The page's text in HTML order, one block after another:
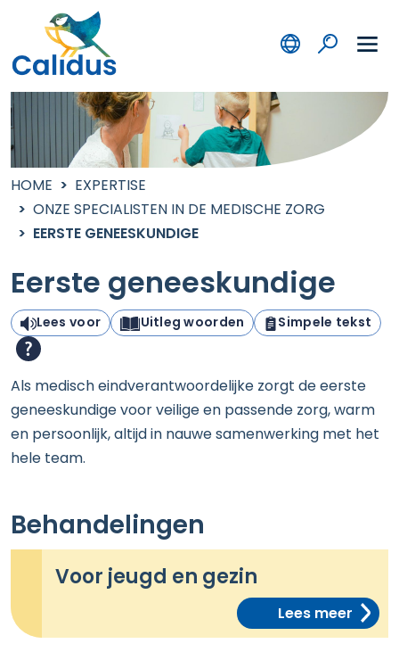
HOME
EXPERTISE
ONZE SPECIALISTEN IN DE MEDISCHE ZORG
EERSTE GENEESKUNDIGE
Eerste geneeskundige
Lees voor Uitleg woorden Simpele tekst
Als medisch eindverantwoordelijke zorgt de eerste
geneeskundige voor veilige en passende zorg, warm
en persoonlijk, altijd in nauwe samenwerking met het
hele team.
Behandelingen
Voor jeugd en gezin
Lees meer